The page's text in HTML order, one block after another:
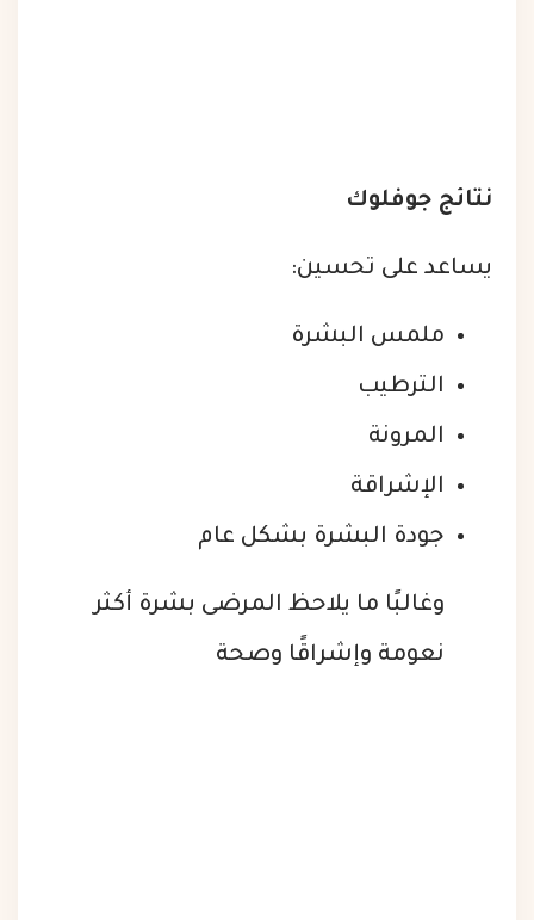
نتائج جوفلوك
يساعد على تحسين:
ملمس البشرة
الترطيب
المرونة
الإشراقة
جودة البشرة بشكل عام
وغالبًا ما يلاحظ المرضى بشرة أكثر
نعومة وإشراقًا وصحة